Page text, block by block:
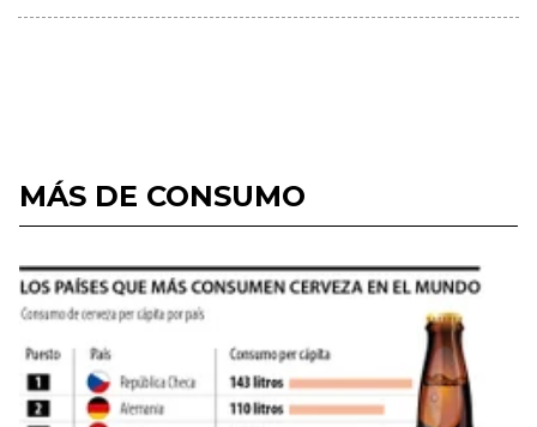
MÁS DE CONSUMO